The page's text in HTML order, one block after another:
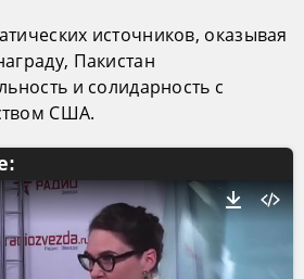
источников, оказывая
Пакистан
и солидарность с
США.